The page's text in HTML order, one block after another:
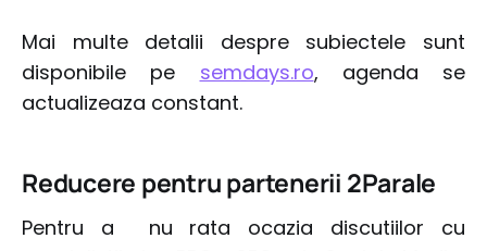
Mai multe detalii despre subiectele sunt
disponibile pe semdays.ro, agenda se
actualizeaza constant.
Reducere pentru partenerii 2Parale
Pentru a nu rata ocazia discutiilor cu